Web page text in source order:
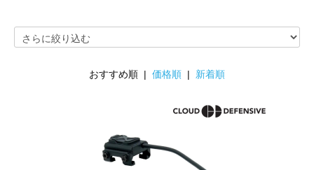
おすすめ順 | 価格順 | 新着順